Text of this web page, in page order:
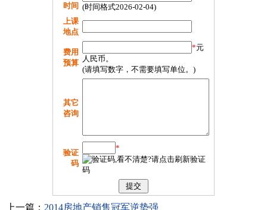
时间 (时间格式2026-02-04)
上课
地点
费用
预算
*元
人民币。
(请填写数字，不需要填写单位。)
其它
咨询
验证
码
*
上一篇： 2014房地产销售冠军逆势强